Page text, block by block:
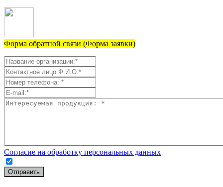
Форма обратной связи (Форма заявки)
Согласие на обработку персональных данных
Отправить